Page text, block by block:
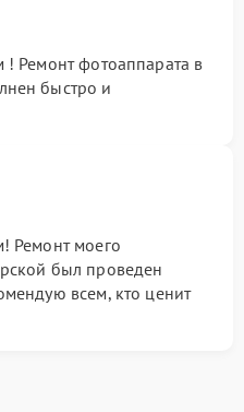
! Ремонт фотоаппарата в
быстро и
Ремонт моего
был проведен
всем, кто ценит